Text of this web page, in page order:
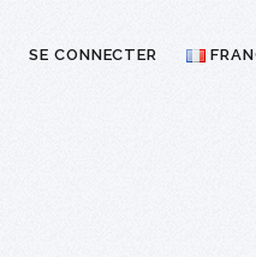
SE CONNECTER